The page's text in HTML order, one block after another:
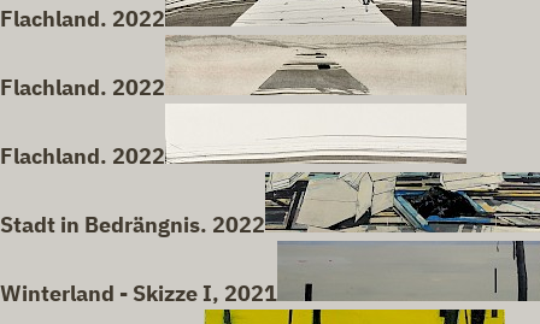
Flachland. 2022
Flachland. 2022
Flachland. 2022
Stadt in Bedrängnis. 2022
Winterland - Skizze I, 2021